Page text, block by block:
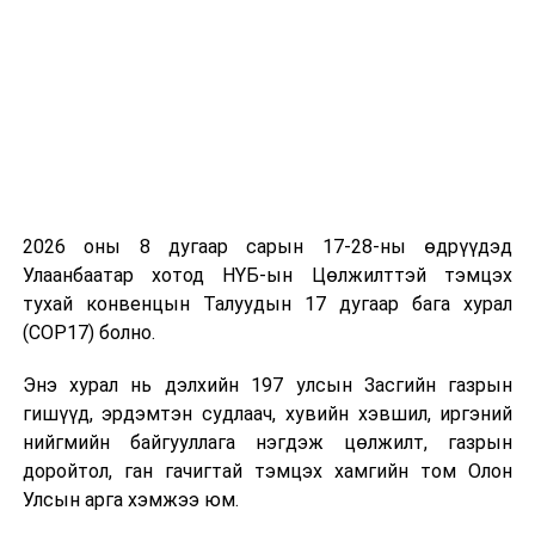
2026 оны 8 дугаар сарын 17-28-ны өдрүүдэд
Улаанбаатар хотод НҮБ-ын Цөлжилттэй тэмцэх
тухай конвенцын Талуудын 17 дугаар бага хурал
(COP17) болно.
Энэ хурал нь дэлхийн 197 улсын Засгийн газрын
гишүүд, эрдэмтэн судлаач, хувийн хэвшил, иргэний
нийгмийн байгууллага нэгдэж цөлжилт, газрын
доройтол, ган гачигтай тэмцэх хамгийн том Олон
Улсын арга хэмжээ юм.